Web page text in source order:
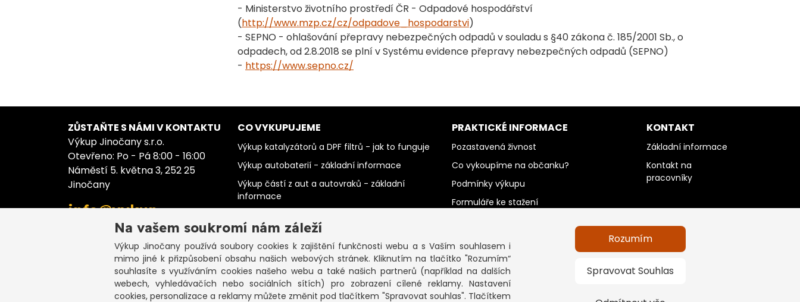
- Ministerstvo životního prostředí ČR - Odpadové hospodářství
(http://www.mzp.cz/cz/odpadove_hospodarstvi)
- SEPNO - ohlašování přepravy nebezpečných odpadů v souladu s §40 zákona č. 185/2001 Sb., o
odpadech, od 2.8.2018 se plní v Systému evidence přepravy nebezpečných odpadů (SEPNO)
- https://www.sepno.cz/
ZŮSTAŇTE S NÁMI V KONTAKTU
Výkup Jinočany s.r.o.
Otevřeno: Po - Pá 8:00 - 16:00
Náměstí 5. května 3, 252 25
Jinočany
info@vykup-
jinocany.cz
+420 773 983 000
CO VYKUPUJEME
Výkup katalyzátorů a DPF filtrů - jak to funguje
Výkup autobaterií - základní informace
Výkup částí z aut a autovraků - základní
informace
Výkup PC šrotu a mobilů - základní informace
Výkup papíru - základní informace
Výkup elektromotorů - základní informace
PRAKTICKÉ INFORMACE
Pozastavená živnost
Co vykoupíme na občanku?
Podmínky výkupu
Formuláře ke stažení
Ochrana osobních údajů a informace
cookies
KONTAKT
Základní informace
Kontakt na
pracovníky
Na vašem soukromí nám záleží
Výkup Jinočany používá soubory cookies k zajištění funkčnosti webu a s Vaším souhlasem i
mimo jiné k přizpůsobení obsahu našich webových stránek. Kliknutím na tlačítko "Rozumím“
souhlasíte s využíváním cookies našeho webu a také našich partnerů (například na dalších
webech, vyhledávačích nebo sociálních sítích) pro zobrazení cílené reklamy. Nastavení
cookies, personalizace a reklamy můžete změnit pod tlačítkem "Spravovat souhlas". Tlačítkem
Rozumím
Spravovat Souhlas